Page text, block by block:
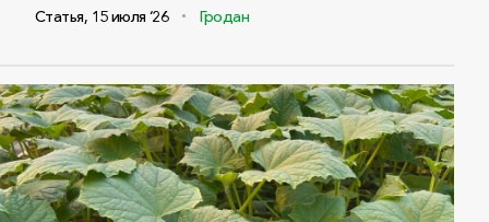
Статья, 15 июля ‘26 Гродан